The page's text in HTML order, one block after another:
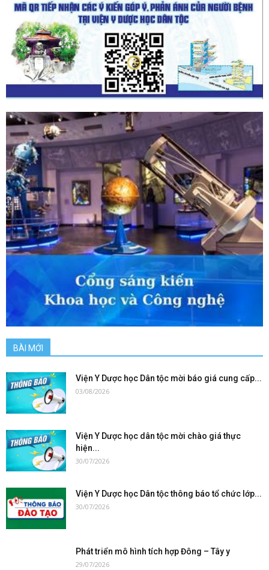
BÀI MỚI
Viện Y Dược học Dân tộc mời báo giá cung cấp...
03/08/2026
Viện Y Dược học dân tộc mời chào giá thực
hiện...
30/07/2026
Viện Y Dược học Dân tộc thông báo tổ chức lớp...
30/07/2026
Phát triển mô hình tích hợp Đông – Tây y
29/07/2026